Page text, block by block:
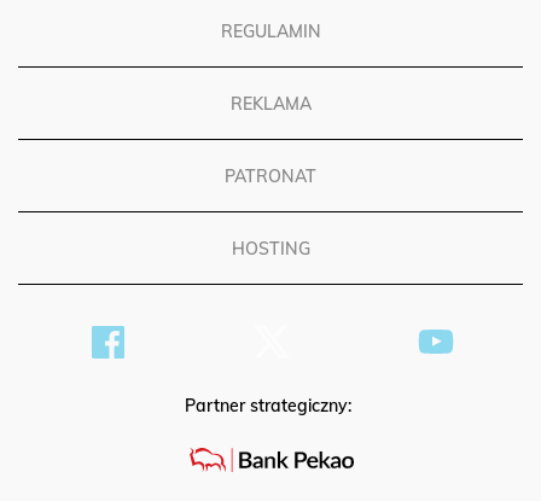
REGULAMIN
REKLAMA
PATRONAT
HOSTING
Partner strategiczny: